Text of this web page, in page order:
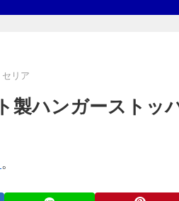
セリア
製ハンガーストッ
。